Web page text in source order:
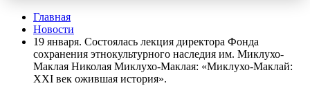
Главная
Новости
19 января. Состоялась лекция директора Фонда
сохранения этнокультурного наследия им. Миклухо-
Маклая Николая Миклухо-Маклая: «Миклухо-Маклай:
XXI век ожившая история».